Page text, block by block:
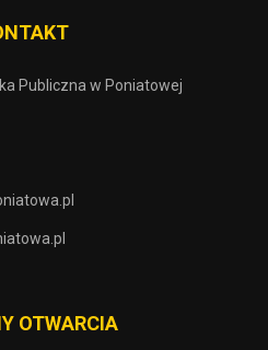
Publiczna w Poniatowej
OTWARCIA